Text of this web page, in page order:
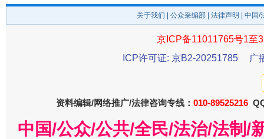
受贿1.44亿！段成刚被判无期 从幼
关于我们 公众采编部 法律声明 | 中国
京ICP备11011765号1至
ICP许可证: 京B2-20251785
广
资料编辑/网络推广/法律咨询专线： 010-89525216
中国/公众/公共/全民/法治/法制/